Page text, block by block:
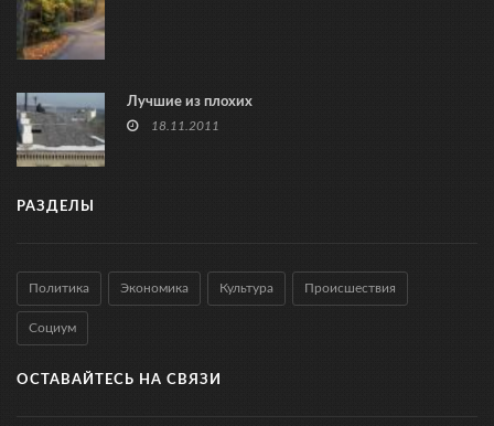
Лучшие из плохих
18.11.2011
РАЗДЕЛЫ
Политика Экономика Культура Происшествия
Социум
ОСТАВАЙТЕСЬ НА СВЯЗИ